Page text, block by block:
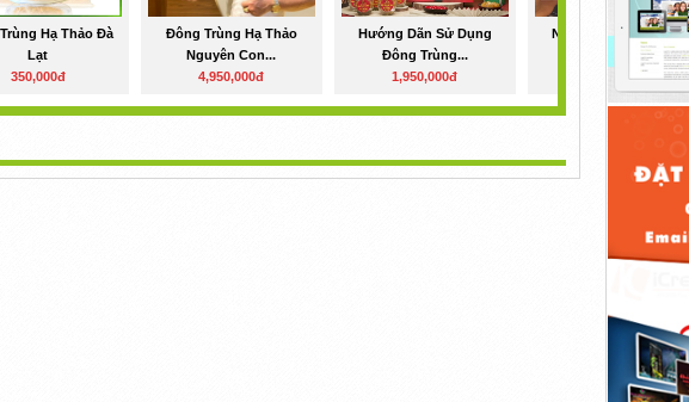
Hạ Thảo Đà
Lạt
350,000đ
Đông Trùng Hạ Thảo
Nguyên Con...
4,950,000đ
Hướng Dãn Sử Dụng
Đông Trùng...
1,950,000đ
Nano Đông Trùng Hạ
Thảo Xương...
680,000đ